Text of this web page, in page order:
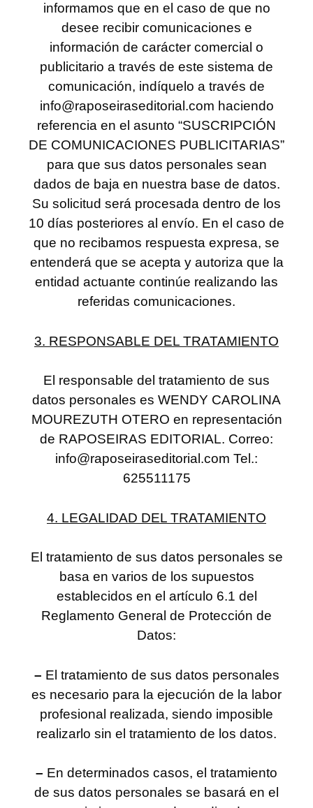
informamos que en el caso de que no
desee recibir comunicaciones e
información de carácter comercial o
publicitario a través de este sistema de
comunicación, indíquelo a través de
info@raposeiraseditorial.com haciendo
referencia en el asunto “SUSCRIPCIÓN
DE COMUNICACIONES PUBLICITARIAS”
para que sus datos personales sean
dados de baja en nuestra base de datos.
Su solicitud será procesada dentro de los
10 días posteriores al envío. En el caso de
que no recibamos respuesta expresa, se
entenderá que se acepta y autoriza que la
entidad actuante continúe realizando las
referidas comunicaciones.
3. RESPONSABLE DEL TRATAMIENTO
El responsable del tratamiento de sus
datos personales es WENDY CAROLINA
MOUREZUTH OTERO en representación
de RAPOSEIRAS EDITORIAL. Correo:
info@raposeiraseditorial.com Tel.:
625511175
4. LEGALIDAD DEL TRATAMIENTO
El tratamiento de sus datos personales se
basa en varios de los supuestos
establecidos en el artículo 6.1 del
Reglamento General de Protección de
Datos:
– El tratamiento de sus datos personales
es necesario para la ejecución de la labor
profesional realizada, siendo imposible
realizarlo sin el tratamiento de los datos.
– En determinados casos, el tratamiento
de sus datos personales se basará en el